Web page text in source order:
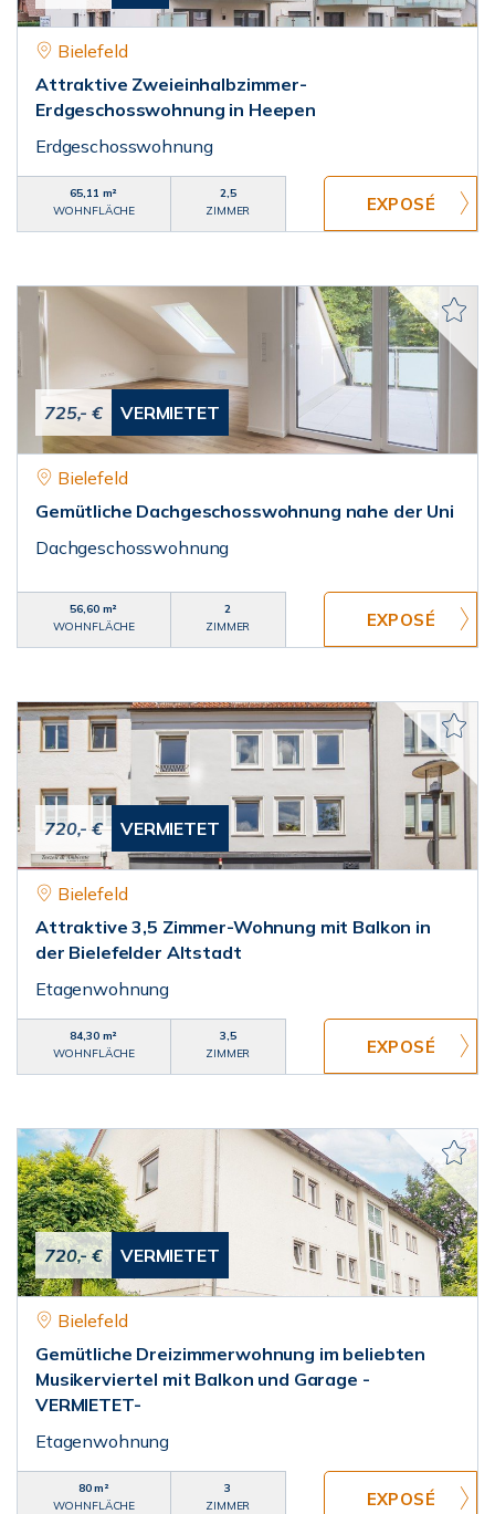
Bielefeld
Attraktive Zweieinhalbzimmer-
Erdgeschosswohnung in Heepen
Erdgeschosswohnung
65,11 m²
WOHNFLÄCHE
2,5
ZIMMER
725,- € VERMIETET
Bielefeld
Gemütliche Dachgeschosswohnung nahe der Uni
Dachgeschosswohnung
56,60 m²
WOHNFLÄCHE
2
ZIMMER
720,- € VERMIETET
Bielefeld
Attraktive 3,5 Zimmer-Wohnung mit Balkon in
der Bielefelder Altstadt
Etagenwohnung
84,30 m²
WOHNFLÄCHE
3,5
ZIMMER
720,- € VERMIETET
Bielefeld
Gemütliche Dreizimmerwohnung im beliebten
Musikerviertel mit Balkon und Garage -
VERMIETET-
Etagenwohnung
80 m²
WOHNFLÄCHE
3
ZIMMER